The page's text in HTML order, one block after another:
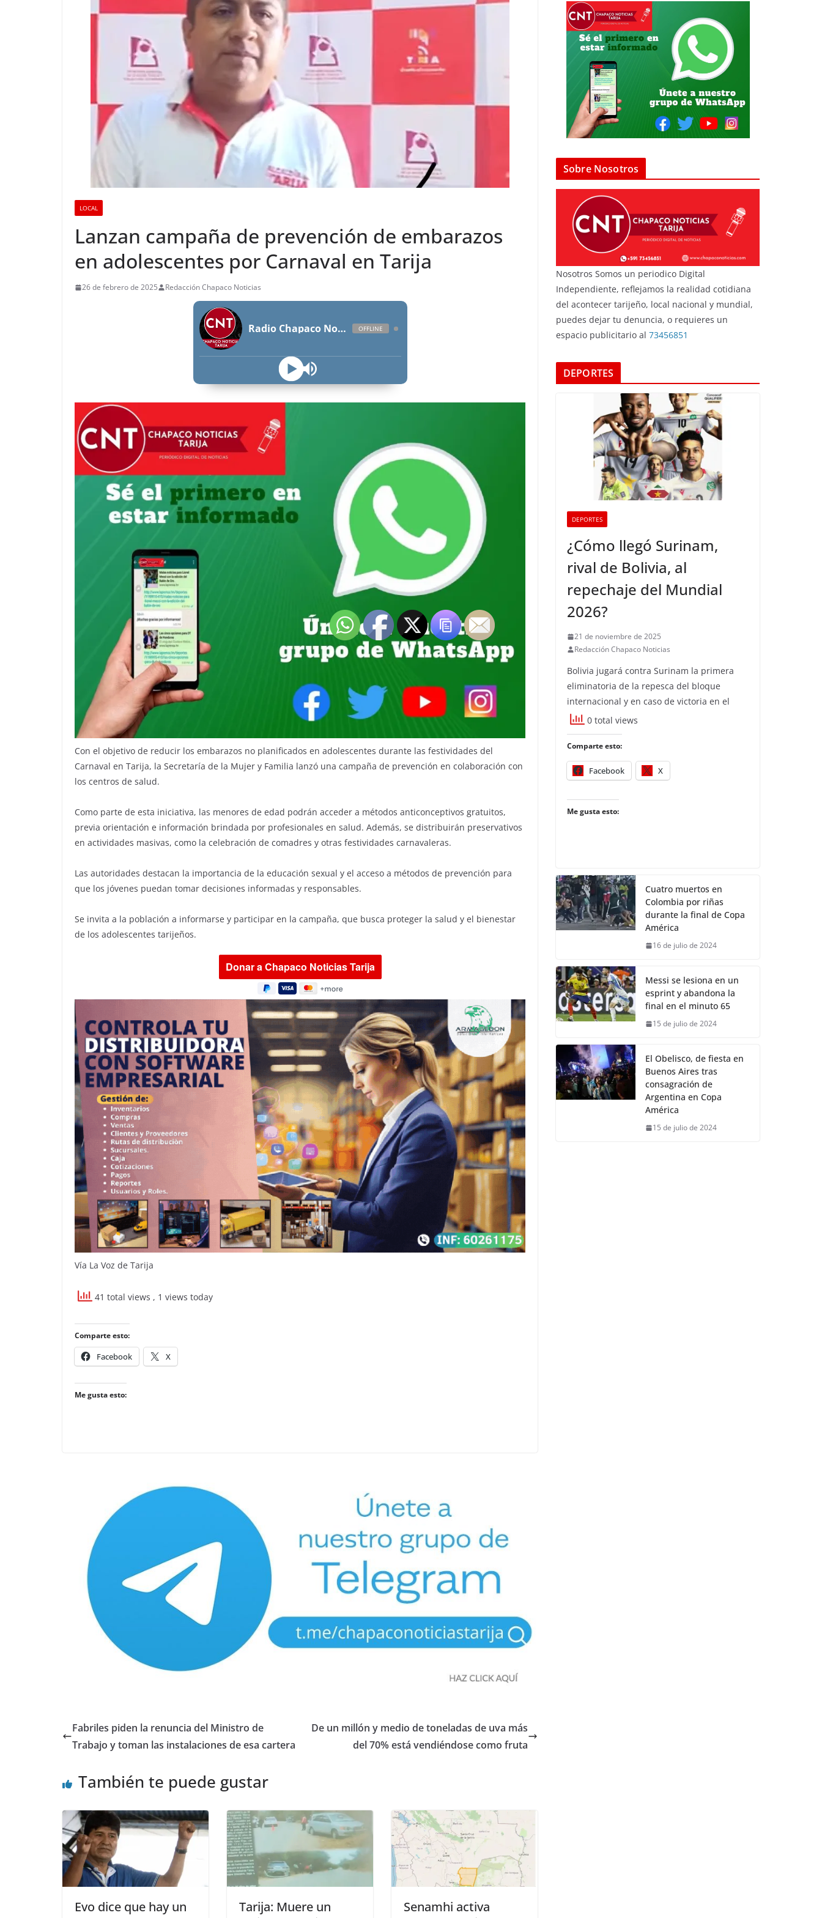
LOCAL
Lanzan campaña de prevención de embarazos
en adolescentes por Carnaval en Tarija
26 de febrero de 2025 Redacción Chapaco Noticias
Radio Chapaco Noticias Las 24 horas en vivo OFFLINE
Con el objetivo de reducir los embarazos no planificados en adolescentes durante las festividades del
Carnaval en Tarija, la Secretaría de la Mujer y Familia lanzó una campaña de prevención en colaboración con
los centros de salud.
Como parte de esta iniciativa, las menores de edad podrán acceder a métodos anticonceptivos gratuitos,
previa orientación e información brindada por profesionales en salud. Además, se distribuirán preservativos
en actividades masivas, como la celebración de comadres y otras festividades carnavaleras.
Las autoridades destacan la importancia de la educación sexual y el acceso a métodos de prevención para
que los jóvenes puedan tomar decisiones informadas y responsables.
Se invita a la población a informarse y participar en la campaña, que busca proteger la salud y el bienestar
de los adolescentes tarijeños.
Vía La Voz de Tarija
41 total views , 1 views today
Comparte esto:
Facebook X
Me gusta esto:
Fabriles piden la renuncia del Ministro de
Trabajo y toman las instalaciones de esa cartera
De un millón y medio de toneladas de uva más
del 70% está vendiéndose como fruta
También te puede gustar
Evo dice que hay un
Tarija: Muere un
Senamhi activa
Sobre Nosotros
Nosotros Somos un periodico Digital
Independiente, reflejamos la realidad cotidiana
del acontecer tarijeño, local nacional y mundial,
puedes dejar tu denuncia, o requieres un
espacio publicitario al 73456851
DEPORTES
DEPORTES
¿Cómo llegó Surinam,
rival de Bolivia, al
repechaje del Mundial
2026?
21 de noviembre de 2025
Redacción Chapaco Noticias
Bolivia jugará contra Surinam la primera
eliminatoria de la repesca del bloque
internacional y en caso de victoria en el
0 total views
Comparte esto:
Facebook X
Me gusta esto:
Cuatro muertos en
Colombia por riñas
durante la final de Copa
América
16 de julio de 2024
Messi se lesiona en un
esprint y abandona la
final en el minuto 65
15 de julio de 2024
El Obelisco, de fiesta en
Buenos Aires tras
consagración de
Argentina en Copa
América
15 de julio de 2024